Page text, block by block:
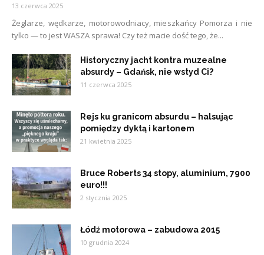
13 czerwca 2025
Żeglarze, wędkarze, motorowodniacy, mieszkańcy Pomorza i nie
tylko — to jest WASZA sprawa! Czy też macie dość tego, że...
Historyczny jacht kontra muzealne
absurdy – Gdańsk, nie wstyd Ci?
11 czerwca 2025
Rejs ku granicom absurdu – halsując
pomiędzy dyktą i kartonem
21 kwietnia 2025
Bruce Roberts 34 stopy, aluminium, 7900
euro!!!
2 stycznia 2025
Łódź motorowa – zabudowa 2015
10 grudnia 2024